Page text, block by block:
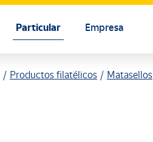
Particular Empresa
Productos filatélicos Matasellos